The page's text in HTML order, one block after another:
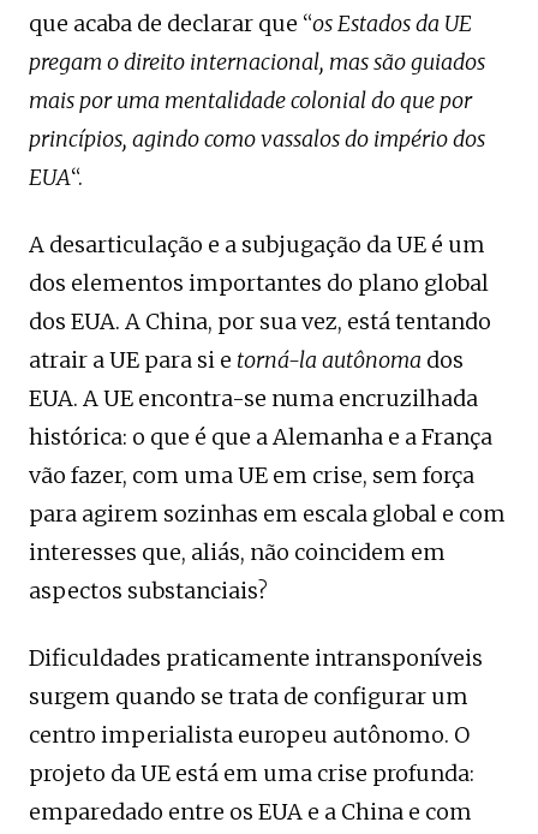
que acaba de declarar que “os Estados da UE
pregam o direito internacional, mas são guiados
mais por uma mentalidade colonial do que por
princípios, agindo como vassalos do império dos
EUA“.
A desarticulação e a subjugação da UE é um
dos elementos importantes do plano global
dos EUA. A China, por sua vez, está tentando
atrair a UE para si e torná-la autônoma dos
EUA. A UE encontra-se numa encruzilhada
histórica: o que é que a Alemanha e a França
vão fazer, com uma UE em crise, sem força
para agirem sozinhas em escala global e com
interesses que, aliás, não coincidem em
aspectos substanciais?
Dificuldades praticamente intransponíveis
surgem quando se trata de configurar um
centro imperialista europeu autônomo. O
projeto da UE está em uma crise profunda:
emparedado entre os EUA e a China e com